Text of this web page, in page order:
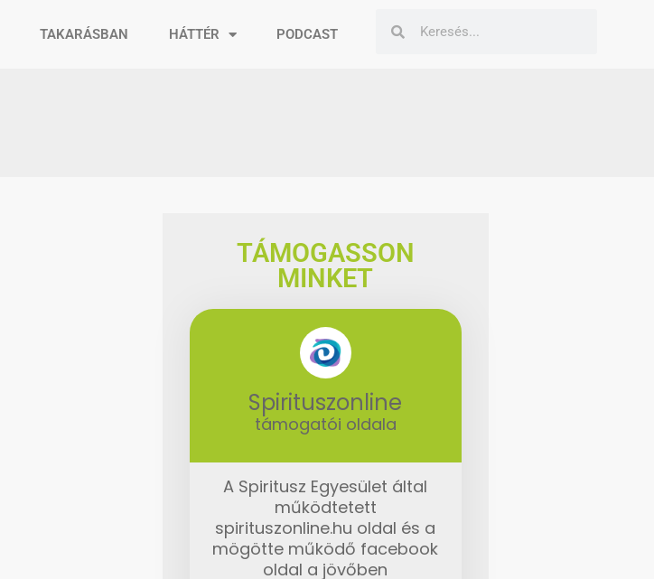
TAKARÁSBAN HÁTTÉR PODCAST
TÁMOGASSON
MINKET
Spirituszonline
támogatói oldala
A Spiritusz Egyesület által
működtetett
spirituszonline.hu oldal és a
mögötte működő facebook
oldal a jövőben